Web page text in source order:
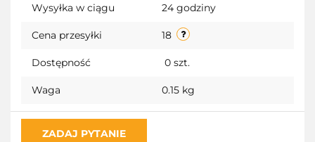
Wysyłka w ciągu 24 godziny
Cena przesyłki 18
Dostępność 0 szt.
Waga 0.15 kg
ZADAJ PYTANIE